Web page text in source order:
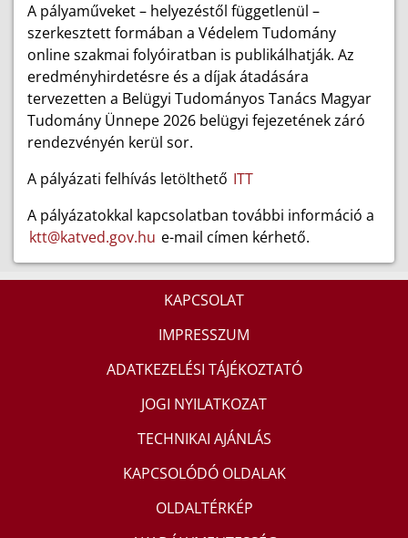
A pályaműveket – helyezéstől függetlenül –
szerkesztett formában a Védelem Tudomány
online szakmai folyóiratban is publikálhatják. Az
eredményhirdetésre és a díjak átadására
tervezetten a Belügyi Tudományos Tanács Magyar
Tudomány Ünnepe 2026 belügyi fejezetének záró
rendezvényén kerül sor.
A pályázati felhívás letölthető ITT
A pályázatokkal kapcsolatban további információ a
ktt@katved.gov.hu e-mail címen kérhető.
KAPCSOLAT
IMPRESSZUM
ADATKEZELÉSI TÁJÉKOZTATÓ
JOGI NYILATKOZAT
TECHNIKAI AJÁNLÁS
KAPCSOLÓDÓ OLDALAK
OLDALTÉRKÉP